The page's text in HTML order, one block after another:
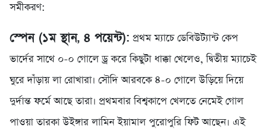
সমীকরণ:
স্পেন (১ম স্থান, ৪ পয়েন্ট): প্রথম ম্যাচে ডেবিউট্যান্ট কেপ
ভার্দের সাথে ০-০ গোলে ড্র করে কিছুটা ধাক্কা খেলেও, দ্বিতীয় ম্যাচেই
ঘুরে দাঁড়ায় লা রোখারা। সৌদি আরবকে ৪-০ গোলে উড়িয়ে দিয়ে
দুর্দান্ত ফর্মে আছে তারা। প্রথমবার বিশ্বকাপে খেলতে নেমেই গোল
পাওয়া তারকা উইঙ্গার লামিন ইয়ামাল পুরোপুরি ফিট আছেন। এই